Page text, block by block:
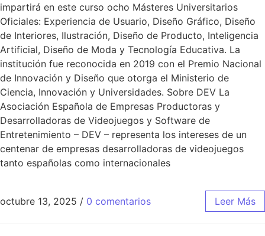
impartirá en este curso ocho Másteres Universitarios
Oficiales: Experiencia de Usuario, Diseño Gráfico, Diseño
de Interiores, Ilustración, Diseño de Producto, Inteligencia
Artificial, Diseño de Moda y Tecnología Educativa. La
institución fue reconocida en 2019 con el Premio Nacional
de Innovación y Diseño que otorga el Ministerio de
Ciencia, Innovación y Universidades. Sobre DEV La
Asociación Española de Empresas Productoras y
Desarrolladoras de Videojuegos y Software de
Entretenimiento – DEV – representa los intereses de un
centenar de empresas desarrolladoras de videojuegos
tanto españolas como internacionales
octubre 13, 2025 / 0 comentarios Leer Más